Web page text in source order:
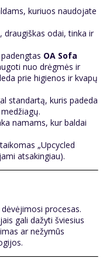
kuriuos naudojate
draugiškas odai, tinka ir
OA Sofa
nuo drėgmės ir
prie higienos ir kvapų
standartą, kuris padeda
namams, kur baldai
„Upcycled
atsakingiau).
procesas.
gali dažyti šviesius
ar nežymūs